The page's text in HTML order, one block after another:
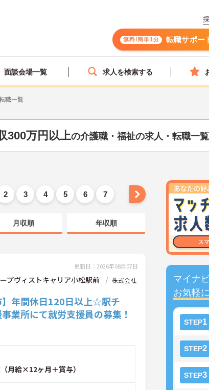
無料!簡単1分 転職サポー
面談会場一覧 求人を検索する
職一覧
300万円以上の介護職・福祉の求人・転職一覧
マイナ
お気軽
STEP1
STEP2
STEP3
2 3 4 5 6 7
月収順 年収順
更新日：2026年08月07日
プヴィストキャリア小松駅前
株式会社
】年間休日120日以上☆駅チ
業所にて就労支援員の募集！
月給×12ヶ月＋賞与）